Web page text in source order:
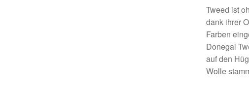
Tweed ist
dank ihrer
Farben
Donegal
auf den
Wolle